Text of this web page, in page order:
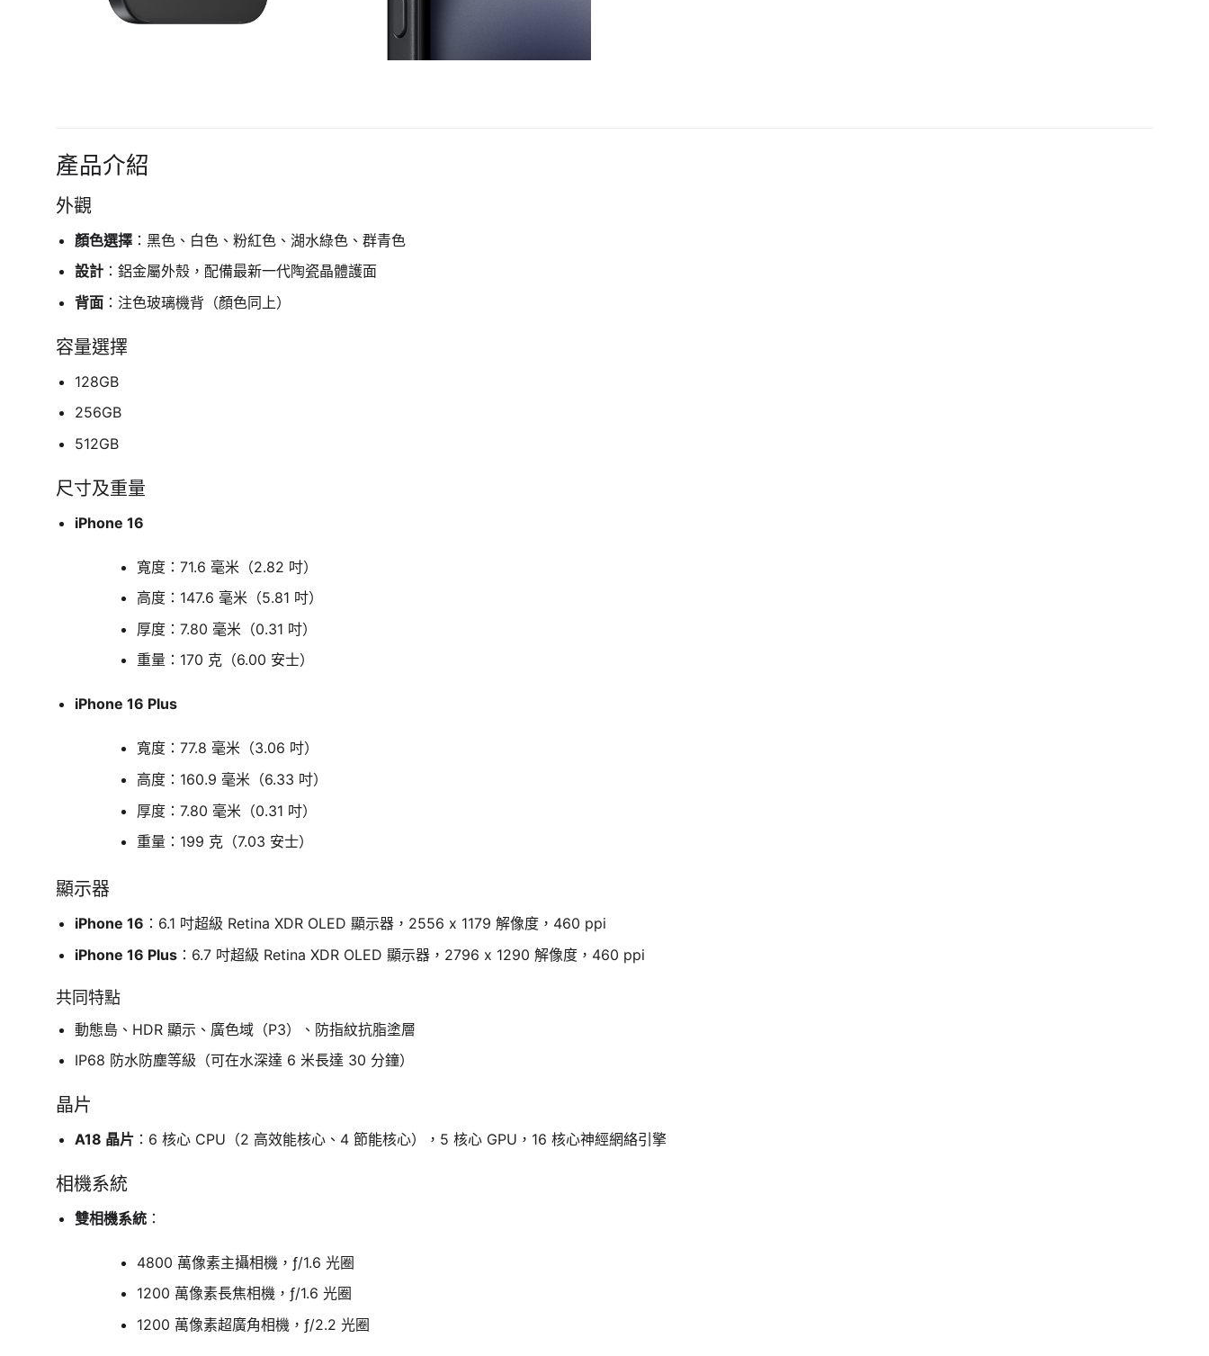
產品介紹
外觀
顏色選擇：黑色、白色、粉紅色、湖水綠色、群青色
設計：鋁金屬外殼，配備最新一代陶瓷晶體護面
背面：注色玻璃機背（顏色同上）
容量選擇
128GB
256GB
512GB
尺寸及重量
iPhone 16
寬度：71.6 毫米（2.82 吋）
高度：147.6 毫米（5.81 吋）
厚度：7.80 毫米（0.31 吋）
重量：170 克（6.00 安士）
iPhone 16 Plus
寬度：77.8 毫米（3.06 吋）
高度：160.9 毫米（6.33 吋）
厚度：7.80 毫米（0.31 吋）
重量：199 克（7.03 安士）
顯示器
iPhone 16 ：6.1 吋超級 Retina XDR OLED 顯示器，2556 x 1179 解像度，460 ppi
iPhone 16 Plus：6.7 吋超級 Retina XDR OLED 顯示器，2796 x 1290 解像度，460 ppi
共同特點
動態島、HDR 顯示、廣色域（P3）、防指紋抗脂塗層
IP68 防水防塵等級（可在水深達 6 米長達 30 分鐘）
晶片
A18 晶片：6 核心 CPU（2 高效能核心、4 節能核心），5 核心 GPU，16 核心神經網絡引擎
相機系統
雙相機系統：
4800 萬像素主攝相機，ƒ/1.6 光圈
1200 萬像素長焦相機，ƒ/1.6 光圈
1200 萬像素超廣角相機，ƒ/2.2 光圈